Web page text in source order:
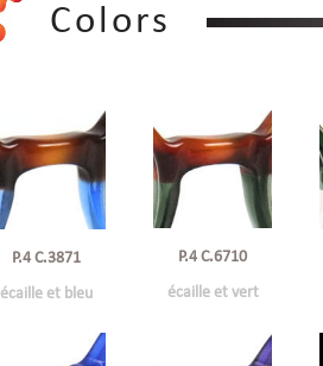
Colors
P.4 C.3871
écaille et bleu
P.4 C.6710
écaille et vert